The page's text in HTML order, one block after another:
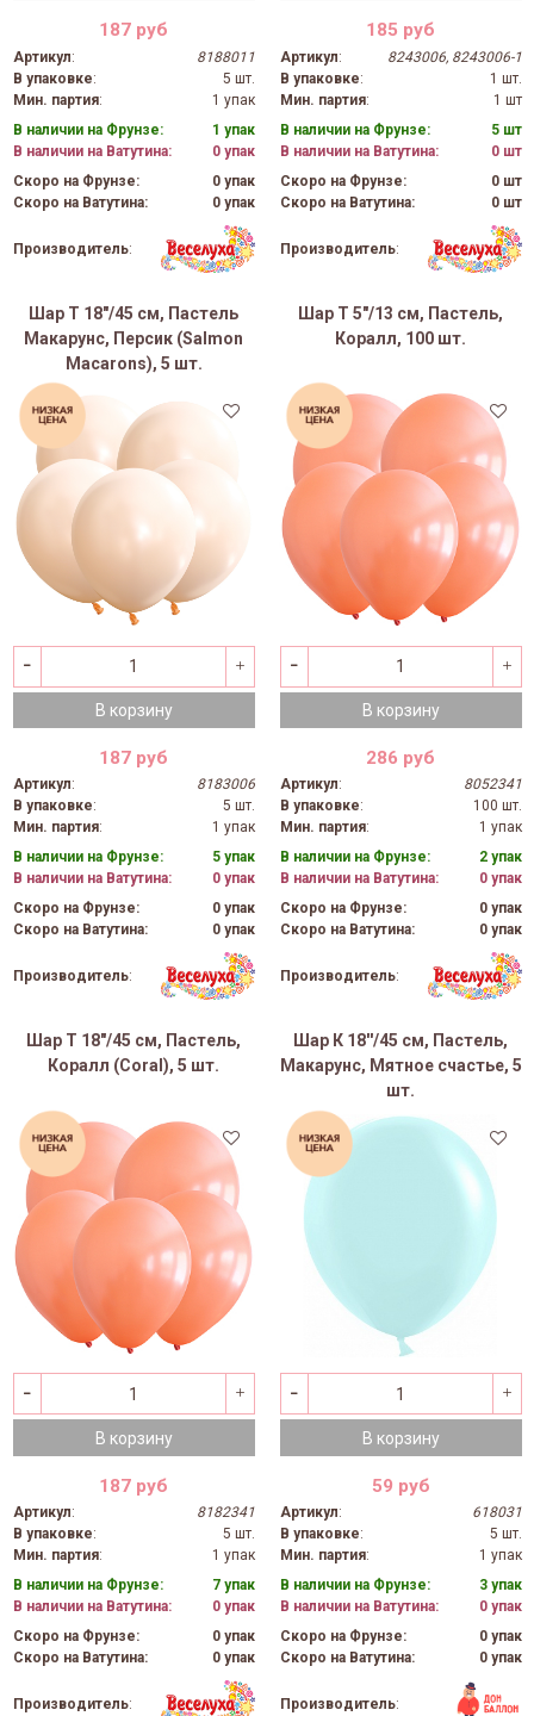
187 руб
Артикул:
8188011
В упаковке:
5 шт.
Мин. партия:
1 упак
В наличии на Фрунзе:
1 упак
В наличии на Ватутина:
0 упак
Скоро на Фрунзе:
0 упак
Скоро на Ватутина:
0 упак
Производитель:
185 руб
Артикул:
8243006, 8243006-1
В упаковке:
1 шт.
Мин. партия:
1 шт
В наличии на Фрунзе:
5 шт
В наличии на Ватутина:
0 шт
Скоро на Фрунзе:
0 шт
Скоро на Ватутина:
0 шт
Производитель:
Шар Т 18"/45 см, Пастель
Макарунс, Персик (Salmon
Macarons), 5 шт.
В корзину
187 руб
Артикул:
8183006
В упаковке:
5 шт.
Мин. партия:
1 упак
В наличии на Фрунзе:
5 упак
В наличии на Ватутина:
0 упак
Скоро на Фрунзе:
0 упак
Скоро на Ватутина:
0 упак
Производитель:
Шар Т 5"/13 см, Пастель,
Коралл, 100 шт.
В корзину
286 руб
Артикул:
8052341
В упаковке:
100 шт.
Мин. партия:
1 упак
В наличии на Фрунзе:
2 упак
В наличии на Ватутина:
0 упак
Скоро на Фрунзе:
0 упак
Скоро на Ватутина:
0 упак
Производитель:
Шар Т 18"/45 см, Пастель,
Коралл (Coral), 5 шт.
В корзину
187 руб
Артикул:
8182341
В упаковке:
5 шт.
Мин. партия:
1 упак
В наличии на Фрунзе:
7 упак
В наличии на Ватутина:
0 упак
Скоро на Фрунзе:
0 упак
Скоро на Ватутина:
0 упак
Производитель:
Шар К 18''/45 см, Пастель,
Макарунс, Мятное счастье, 5
шт.
В корзину
59 руб
Артикул:
618031
В упаковке:
5 шт.
Мин. партия:
1 упак
В наличии на Фрунзе:
3 упак
В наличии на Ватутина:
0 упак
Скоро на Фрунзе:
0 упак
Скоро на Ватутина:
0 упак
Производитель: